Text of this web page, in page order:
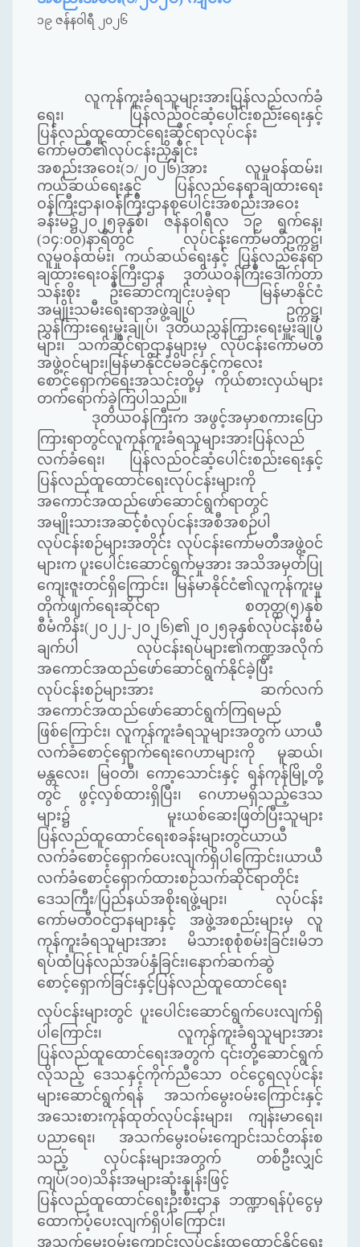
၁၉ ဇန်နဝါရီ ၂၀၂၆
လူကုန်ကူးခံရသူများအားပြန်လည်လက်ခံ
ရေး၊ ပြန်လည်ဝင်ဆံ့ပေါင်းစည်းရေးနှင့်
ပြန်လည်ထူထောင်ရေးဆိုင်ရာလုပ်ငန်း
ကော်မတီ၏လုပ်ငန်းညှိနှိုင်း
အစည်းအဝေး(၁/၂၀၂၆)အား လူမှုဝန်ထမ်း၊
ကယ်ဆယ်ရေးနှင့် ပြန်လည်နေရာချထားရေး
ဝန်ကြီးဌာန၊ဝန်ကြီးဌာနစုပေါင်းအစည်းအဝေး
ခန်းမ၌၂၀၂၅ခုနှစ်၊ ဇန်နဝါရီလ ၁၉ ရက်နေ့၊
(၁၄:၀၀)နာရီတွင် လုပ်ငန်းကော်မတီဥက္ကဋ္ဌ၊
လူမှုဝန်ထမ်း၊ ကယ်ဆယ်ရေးနှင့် ပြန်လည်နေရာ
ချထားရေးဝန်ကြီးဌာန ဒုတိယဝန်ကြီးဒေါက်တာ
သန်းစိုး ဦးဆောင်ကျင်းပခဲ့ရာ မြန်မာနိုင်ငံ
အမျိုးသမီးရေးရာအဖွဲ့ချုပ် ဥက္ကဋ္ဌ၊
ညွှန်ကြားရေးမှူးချုပ်၊ ဒုတိယညွှန်ကြားရေးမှူးချုပ်
များ၊ သက်ဆိုင်ရာဌာနများမှ လုပ်ငန်းကော်မတီ
အဖွဲ့ဝင်များ၊မြန်မာနိုင်ငံမိခင်နှင့်ကလေး
စောင့်ရှောက်ရေးအသင်းတို့မှ ကိုယ်စားလှယ်များ
တက်ရောက်ခဲ့ကြပါသည်။
ဒုတိယဝန်ကြီးက အဖွင့်အမှာစကားပြော
ကြားရာတွင်လူကုန်ကူးခံရသူများအားပြန်လည်
လက်ခံရေး၊ ပြန်လည်ဝင်ဆံ့ပေါင်းစည်းရေးနှင့်
ပြန်လည်ထူထောင်ရေးလုပ်ငန်းများကို
အကောင်အထည်ဖော်ဆောင်ရွက်ရာတွင်
အမျိုးသားအဆင့်စံလုပ်ငန်းအစီအစဉ်ပါ
လုပ်ငန်းစဉ်များအတိုင်း လုပ်ငန်းကော်မတီအဖွဲ့ဝင်
များက ပူးပေါင်းဆောင်ရွက်မှုအား အသိအမှတ်ပြု
ကျေးဇူးတင်ရှိကြောင်း၊ မြန်မာနိုင်ငံ၏လူကုန်ကူးမှု
တိုက်ဖျက်ရေးဆိုင်ရာ စတုတ္ထ(၅)နှစ်
စီမံကိန်း(၂၀၂၂-၂၀၂၆)၏၂၀၂၅ခုနှစ်လုပ်ငန်းစီမံ
ချက်ပါ လုပ်ငန်းရပ်များ၏ကဏ္ဍအလိုက်
အကောင်အထည်ဖော်ဆောင်ရွက်နိုင်ခဲ့ပြီး
လုပ်ငန်းစဉ်များအား ဆက်လက်
အကောင်အထည်ဖော်ဆောင်ရွက်ကြရမည်
ဖြစ်ကြောင်း၊ လူကုန်ကူးခံရသူများအတွက် ယာယီ
လက်ခံစောင့်ရှောက်ရေးဂေဟာများကို မူဆယ်၊
မန္တလေး၊ မြဝတီ၊ ကော့သောင်းနှင့် ရန်ကုန်မြို့တို့
တွင် ဖွင့်လှစ်ထားရှိပြီး၊ ဂေဟာမရှိသည့်ဒေသ
များ၌ မူးယစ်ဆေးဖြတ်ပြီးသူများ
ပြန်လည်ထူထောင်ရေးစခန်းများတွင်ယာယီ
လက်ခံစောင့်ရှောက်ပေးလျက်ရှိပါကြောင်း၊ယာယီ
လက်ခံစောင့်ရှောက်ထားစဉ်သက်ဆိုင်ရာတိုင်း
ဒေသကြီး/ပြည်နယ်အစိုးရဖွဲ့များ၊ လုပ်ငန်း
ကော်မတီဝင်ဌာနများနှင့် အဖွဲ့အစည်းများမှ လူ
ကုန်ကူးခံရသူများအား မိသားစုစုံစမ်းခြင်း၊မိဘ
ရပ်ထံပြန်လည်အပ်နှံခြင်း၊နောက်ဆက်ဆွဲ
စောင့်ရှောက်ခြင်းနှင့်ပြန်လည်ထူထောင်ရေး
လုပ်ငန်းများတွင် ပူးပေါင်းဆောင်ရွက်ပေးလျက်ရှိ
ပါကြောင်း၊ လူကုန်ကူးခံရသူများအား
ပြန်လည်ထူထောင်ရေးအတွက် ၎င်းတို့ဆောင်ရွက်
လိုသည့် ဒေသနှင့်ကိုက်ညီသော ဝင်ငွေရလုပ်ငန်း
များဆောင်ရွက်ရန် အသက်မွေးဝမ်းကြောင်းနှင့်
အသေးစားကုန်ထုတ်လုပ်ငန်းများ၊ ကျန်းမာရေး၊
ပညာရေး၊ အသက်မွေးဝမ်းကျောင်းသင်တန်းစ
သည့် လုပ်ငန်းများအတွက် တစ်ဦးလျှင်
ကျပ်(၁၀)သိန်းအများဆုံးနှုန်းဖြင့်
ပြန်လည်ထူထောင်ရေးဦးစီးဌာန ဘဏ္ဍာရန်ပုံငွေမှ
ထောက်ပံ့ပေးလျက်ရှိပါကြောင်း၊
အသက်မွေးဝမ်းကျောင်းလုပ်ငန်းထူထောင်နိုင်ရေး